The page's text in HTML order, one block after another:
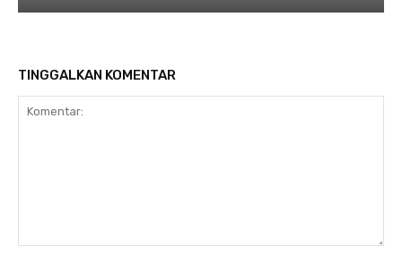
TINGGALKAN KOMENTAR